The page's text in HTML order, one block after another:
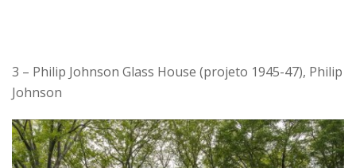
3 – Philip Johnson Glass House (projeto 1945-47), Philip
Johnson